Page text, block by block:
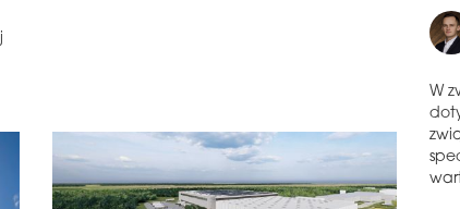
schedule
schedule
W